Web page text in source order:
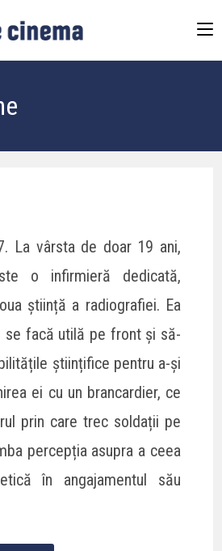
La vârsta de doar 19 ani,
o infirmieră dedicată,
știință a radiografiei. Ea
se facă utilă pe front și să-
științifice pentru a-și
ei cu un brancardier, ce
prin care trec soldații pe
percepția asupra a ceea
în angajamentul său